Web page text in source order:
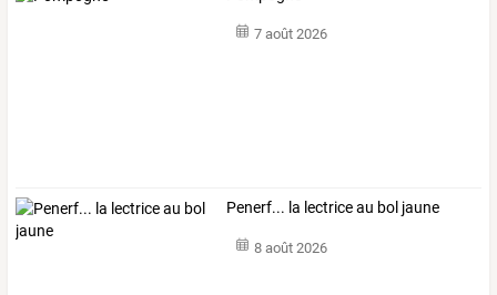
7 août 2026
Penerf... la lectrice au bol jaune
8 août 2026